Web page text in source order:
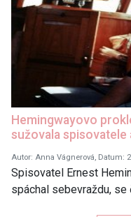
Hemingwayovo
sužovala spisovatele
Autor: Anna Vágnerová, Datum:
Spisovatel Ernest
spáchal sebevraždu,